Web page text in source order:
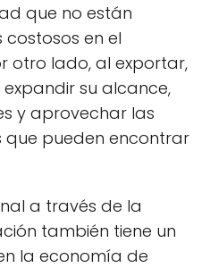
que no están
en el
otro lado, al exportar,
su alcance,
y aprovechar las
pueden encontrar
a través de la
también tiene un
la economía de